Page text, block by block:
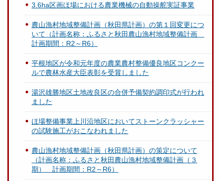
3.6ha区画ほ場における農業機械の自動操舵実証事業
農山漁村地域整備計画（秋田県計画）の第１回変更につ
いて（計画名称：ふるさと秋田農山漁村地域整備計画
計画期間：R2～R6）
平根地区が令和元年度の農業農村整備優良地区コンクー
ルで農林水産大臣表彰を受賞しました
湯沢雄勝地区土地改良区の合併予備契約調印式が行われ
ました
ほ場整備事業上川沿地区においてストーンクラッシャー
の試験施工がおこなわれました
農山漁村地域整備計画（秋田県計画）の策定について
（計画名称：ふるさと秋田農山漁村地域整備計画（３
期） 計画期間：R2～R6）